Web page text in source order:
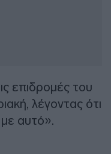
επιδρομές του
λέγοντας ότι
αυτό».